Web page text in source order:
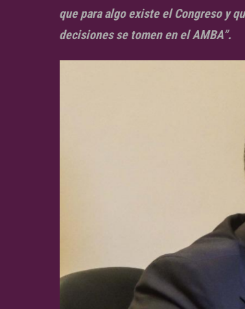
que para algo existe el Congreso y
decisiones se tomen en el AMBA”.